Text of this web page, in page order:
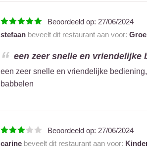
Beoordeeld op: 27/06/2024
stefaanbeveelt dit restaurant aan voor:
een zeer snelle en vriendelijke
een zeer snelle en vriendelijke
babbelen
Beoordeeld op: 27/06/2024
carinebeveelt dit restaurant aan voor: